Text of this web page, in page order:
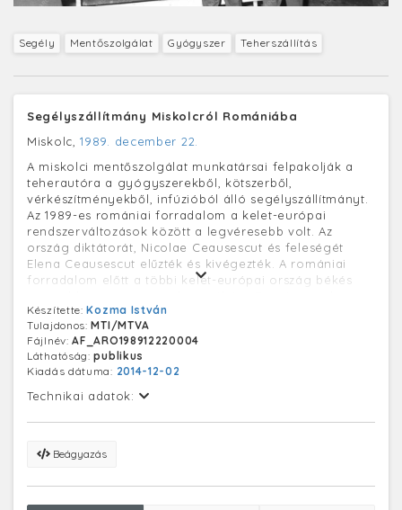
Segély Mentőszolgálat Gyógyszer Teherszállítás
Segélyszállítmány Miskolcról Romániába
Miskolc,1989. december 22.
A miskolci mentőszolgálat munkatársai felpakolják a
teherautóra a gyógyszerekből, kötszerből,
vérkészítményekből, infúzióból álló segélyszállítmányt.
Az 1989-es romániai forradalom a kelet-európai
rendszerváltozások között a legvéresebb volt. Az
ország diktátorát, Nicolae Ceausescut és feleségét
Elena Ceausescut elűzték és kivégezték. A romániai
forradalom előtt a többi kelet-európai ország békés
egyedüli ország a vasfüggöny mögött, ahol az
átmenet erőszakos módon zajlott, és ahol az egykori
kommunista vezetők egy részét kivégezték. December
22-ig az információkat, a román hírzárlatot
megkerülve, a magyar és külföldi hírügynökségek és a
sajtó tudósításai szolgáltatták. A diktátor helikopteres
magyar televízió is többször átvette a román tévé élő
Készítette:Kozma István
Tulajdonos:MTI/MTVA
Fájlnév:AF_ARO198912220004
Láthatóság:publikus
Kiadás dátuma: 2014-12-02
Technikai adatok:
Beágyazás